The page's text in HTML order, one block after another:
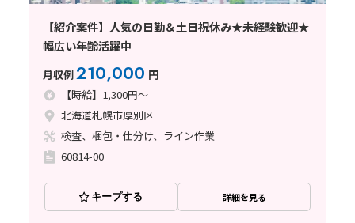
【紹介案件】人気の日勤＆土日祝休み★未経験歓迎★
幅広い年齢活躍中
月収例210,000 円
【時給】1,300円～
北海道札幌市厚別区
検査、梱包・仕分け、ライン作業
60814-00
キープする 詳細を見る